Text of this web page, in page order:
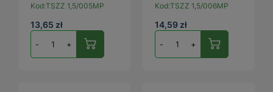
Kod:TSZZ 1,5/005MP
13,65 zł
- +
Kod:TSZZ 1,5/006MP
14,59 zł
- +